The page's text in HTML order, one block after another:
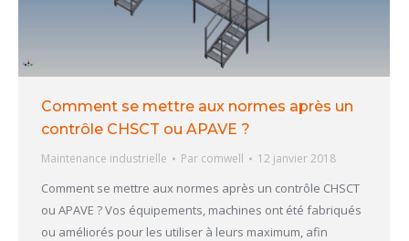
Comment se mettre aux normes après un
contrôle CHSCT ou APAVE ?
Maintenance industrielle Par comwell 12 janvier 2018
Comment se mettre aux normes après un contrôle CHSCT
ou APAVE ? Vos équipements, machines ont été fabriqués
ou améliorés pour les utiliser à leurs maximum, afin